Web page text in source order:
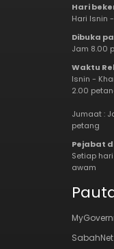
Hari
Hari Isnin
Dibuka
Jam 8.00
Waktu
Isnin -
2.00
Jumaat :
petang
Pejabat
Setiap
awam
SabahNet